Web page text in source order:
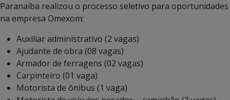
Paranaíba realizou o processo seletivo para oportunidades
na empresa Omexom:
Auxiliar administrativo (2 vagas)
Ajudante de obra (08 vagas)
Armador de ferragens (02 vagas)
Carpinteiro (01 vaga)
Motorista de ônibus (1 vaga)